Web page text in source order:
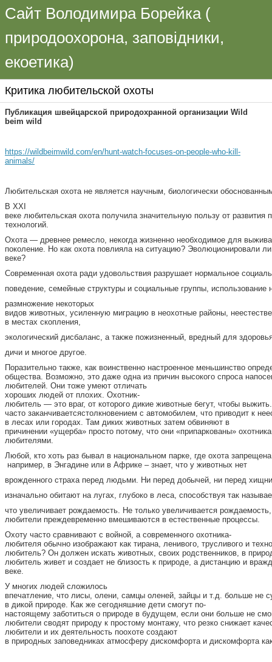
Сайт Володимира Борейка (
природоохорона, заповідники,
екоетика)
Критика любительской охоты
Публикация швейцарской природохранной организации Wild
beim wild
https://wildbeimwild.com/en/hunt-watch-focuses-on-people-who-kill-
animals/
Любительская охота не является научным, биологически
В XXI
веке любительская охота получила значительную пользу от развития
технологий.
Охота — древнее ремесло, некогда жизненно необходимое для
поколение. Но как охота повлияла на ситуацию? Эволюционировали
веке?
Современная охота ради удовольствия разрушает нормальное
поведение, семейные структуры и социальные группы,
размножение некоторых
видов животных, усиленную миграцию в неохотные районы,
в местах скопления,
экологический дисбаланс, а также пожизненный, вредный для
дичи и многое другое.
Поразительно также, как воинственно настроенное меньшинство
общества. Возможно, это даже одна из причин высокого спроса
любителей. Они тоже умеют отличать
хороших людей от плохих. Охотник-
любитель — это враг, от которого дикие животные бегут, чтобы
часто заканчиваетсястолкновением с автомобилем, что приводит к
в лесах или городах. Там диких животных затем обвиняют в
причинении «ущерба» просто потому, что они «припаркованы»
любителями.
Любой, кто хоть раз бывал в национальном парке, где охота
например, в Энгадине или в Африке – знает, что у животных нет
врожденного страха перед людьми. Ни перед добычей, ни перед
изначально обитают на лугах, глубоко в леса, способствуя так
что увеличивает рождаемость. Не только увеличивается
любители преждевременно вмешиваются в естественные процессы.
Охоту часто сравнивают с войной, а современного охотника-
любителя обычно изображают как тирана, ленивого, трусливого и
любитель? Он должен искать животных, своих родственников, в
любитель живет и создает не близость к природе, а дистанцию и
веке.
У многих людей сложилось
впечатление, что лисы, олени, самцы оленей, зайцы и т.д. больше не
в дикой природе. Как же сегодняшние дети смогут по-
настоящему заботиться о природе в будущем, если они больше не
любители сводят природу к простому монтажу, что резко снижает
любители и их деятельность поохоте создают
в природных заповедниках атмосферу дискомфорта и дискомфорта